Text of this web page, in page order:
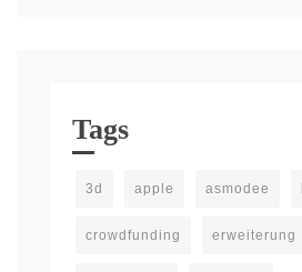
Tags
3d apple asmodee
crowdfunding erweiterung